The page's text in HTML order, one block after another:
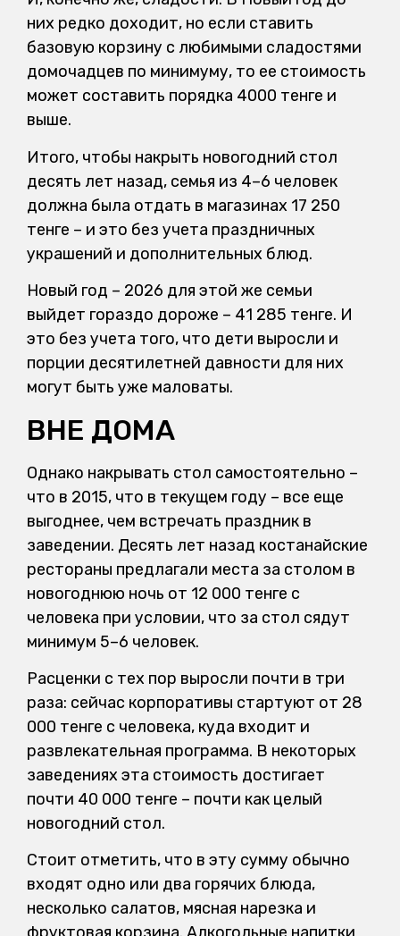
них редко доходит, но если ставить
базовую корзину с любимыми сладостями
домочадцев по минимуму, то ее стоимость
может составить порядка 4000 тенге и
выше.
Итого, чтобы накрыть новогодний стол
десять лет назад, семья из 4–6 человек
должна была отдать в магазинах 17 250
тенге – и это без учета праздничных
украшений и дополнительных блюд.
Новый год – 2026 для этой же семьи
выйдет гораздо дороже – 41 285 тенге. И
это без учета того, что дети выросли и
порции десятилетней давности для них
могут быть уже маловаты.
ВНЕ ДОМА
Однако накрывать стол самостоятельно –
что в 2015, что в текущем году – все еще
выгоднее, чем встречать праздник в
заведении. Десять лет назад костанайские
рестораны предлагали места за столом в
новогоднюю ночь от 12 000 тенге с
человека при условии, что за стол сядут
минимум 5–6 человек.
Расценки с тех пор выросли почти в три
раза: сейчас корпоративы стартуют от 28
000 тенге с человека, куда входит и
развлекательная программа. В некоторых
заведениях эта стоимость достигает
почти 40 000 тенге – почти как целый
новогодний стол.
Стоит отметить, что в эту сумму обычно
входят одно или два горячих блюда,
несколько салатов, мясная нарезка и